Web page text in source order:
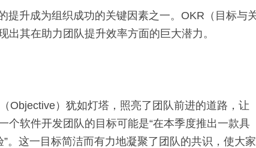
其在助力团队提升效率方面的巨大潜力。
个软件开发团队的目标可能是“在本季度推出一款具
。这一目标简洁而有力地凝聚了团队的共识，使大家